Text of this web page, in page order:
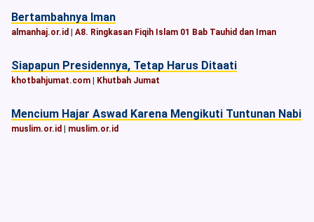
Bertambahnya Iman
almanhaj.or.id A8. Ringkasan Fiqih Islam 01 Bab Tauhid dan Iman
Siapapun Presidennya, Tetap Harus Ditaati
khotbahjumat.com Khutbah Jumat
Mencium Hajar Aswad Karena Mengikuti Tuntunan Nabi
muslim.or.id muslim.or.id